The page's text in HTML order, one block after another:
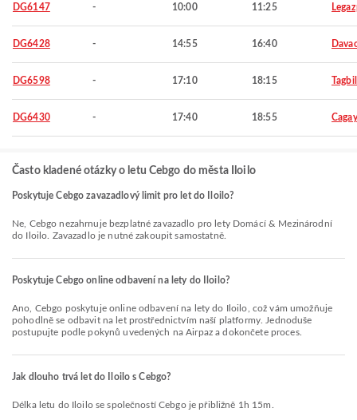
DG6147 - 10:00 11:25
DG6428 - 14:55 16:40
DG6598 - 17:10 18:15
DG6430 - 17:40 18:55
Často kladené otázky o letu Cebgo do města Iloilo
Poskytuje Cebgo zavazadlový limit pro let do Iloilo?
Ne, Cebgo nezahrnuje bezplatné zavazadlo pro lety Domácí & Mezinárodní
do Iloilo. Zavazadlo je nutné zakoupit samostatně.
Poskytuje Cebgo online odbavení na lety do Iloilo?
Ano, Cebgo poskytuje online odbavení na lety do Iloilo, což vám umožňuje
pohodlně se odbavit na let prostřednictvím naší platformy. Jednoduše
postupujte podle pokynů uvedených na Airpaz a dokončete proces.
Jak dlouho trvá let do Iloilo s Cebgo?
Délka letu do Iloilo se společností Cebgo je přibližně 1h 15m.